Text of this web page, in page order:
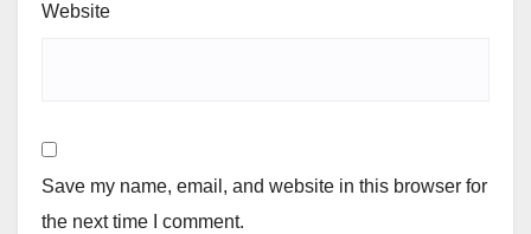
Website
Save my name, email, and website in this browser for
the next time I comment.